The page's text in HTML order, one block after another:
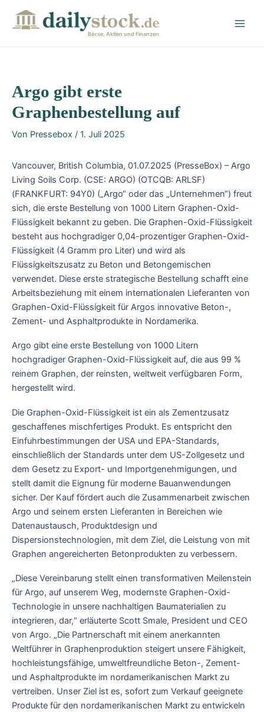
Börse, Aktien und Finanzen
Argo gibt erste
Graphenbestellung auf
Von Pressebox / 1. Juli 2025
Vancouver, British Columbia, 01.07.2025 (PresseBox) – Argo
Living Soils Corp. (CSE: ARGO) (OTCQB: ARLSF)
(FRANKFURT: 94Y0) („Argo“ oder das „Unternehmen“) freut
sich, die erste Bestellung von 1000 Litern Graphen-Oxid-
Flüssigkeit bekannt zu geben. Die Graphen-Oxid-Flüssigkeit
besteht aus hochgradiger 0,04-prozentiger Graphen-Oxid-
Flüssigkeit (4 Gramm pro Liter) und wird als
Flüssigkeitszusatz zu Beton und Betongemischen
verwendet. Diese erste strategische Bestellung schafft eine
Arbeitsbeziehung mit einem internationalen Lieferanten von
Graphen-Oxid-Flüssigkeit für Argos innovative Beton-,
Zement- und Asphaltprodukte in Nordamerika.
Argo gibt eine erste Bestellung von 1000 Litern
hochgradiger Graphen-Oxid-Flüssigkeit auf, die aus 99 %
reinem Graphen, der reinsten, weltweit verfügbaren Form,
hergestellt wird.
Die Graphen-Oxid-Flüssigkeit ist ein als Zementzusatz
geschaffenes mischfertiges Produkt. Es entspricht den
Einfuhrbestimmungen der USA und EPA-Standards,
einschließlich der Standards unter dem US-Zollgesetz und
dem Gesetz zu Export- und Importgenehmigungen, und
stellt damit die Eignung für moderne Bauanwendungen
sicher. Der Kauf fördert auch die Zusammenarbeit zwischen
Argo und seinem ersten Lieferanten in Bereichen wie
Datenaustausch, Produktdesign und
Dispersionstechnologien, mit dem Ziel, die Leistung von mit
Graphen angereicherten Betonprodukten zu verbessern.
„Diese Vereinbarung stellt einen transformativen Meilenstein
für Argo, auf unserem Weg, modernste Graphen-Oxid-
Technologie in unsere nachhaltigen Baumaterialien zu
integrieren, dar,“ erläuterte Scott Smale, President und CEO
von Argo. „Die Partnerschaft mit einem anerkannten
Weltführer in Graphenproduktion steigert unsere Fähigkeit,
hochleistungsfähige, umweltfreundliche Beton-, Zement-
und Asphaltprodukte im nordamerikanischen Markt zu
vertreiben. Unser Ziel ist es, sofort zum Verkauf geeignete
Produkte für den nordamerikanischen Markt zu entwickeln